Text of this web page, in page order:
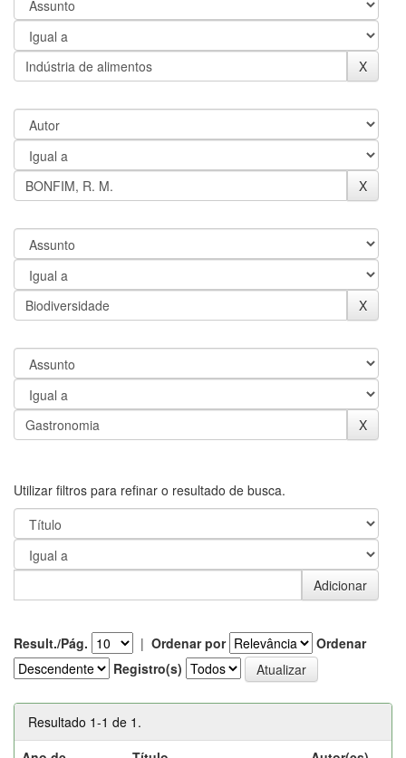
Utilizar filtros para refinar o resultado de busca.
Result./Pág. | Ordenar por
Ordenar
Registro(s)
Resultado 1-1 de 1.